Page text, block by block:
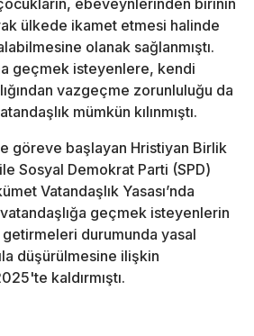
ebeveynlerinden birinin
ülkede ikamet etmesi halinde
olanak sağlanmıştı.
geçmek isteyenlere, kendi
vazgeçme zorunluluğu da
mümkün kılınmıştı.
göreve başlayan Hristiyan Birlik
Sosyal Demokrat Parti (SPD)
Vatandaşlık Yasası’nda
geçmek isteyenlerin
durumunda yasal
düşürülmesine ilişkin
kaldırmıştı.